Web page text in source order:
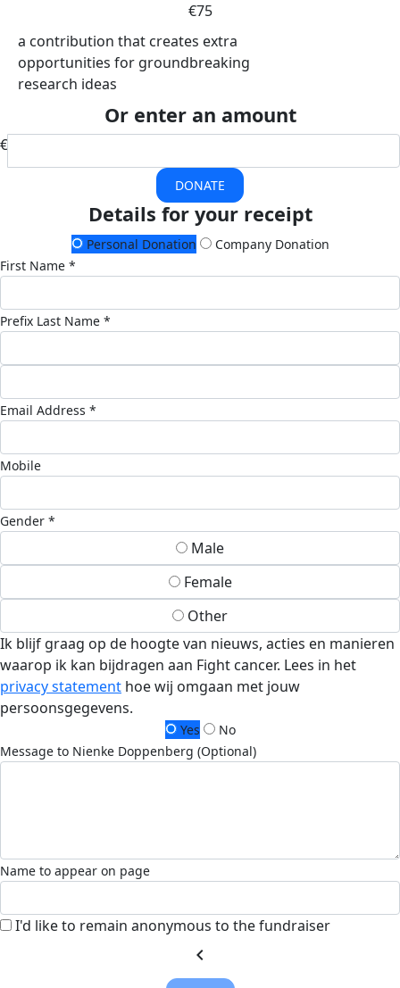
€75
a contribution that creates extra
opportunities for groundbreaking
research ideas
Or enter an amount
€
DONATE
Details for your receipt
Personal Donation
Company Donation
First Name *
Prefix Last Name *
Email Address *
Mobile
Gender *
Male
Female
Other
Ik blijf graag op de hoogte van nieuws, acties en manieren
waarop ik kan bijdragen aan Fight cancer. Lees in het
privacy statement hoe wij omgaan met jouw
persoonsgegevens.
Yes
No
Message to Nienke Doppenberg (Optional)
Name to appear on page
I'd like to remain anonymous to the fundraiser
chevron_left